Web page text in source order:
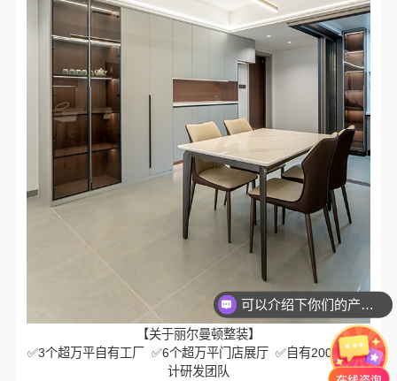
【关于丽尔曼顿整装】
✅3个超万平自有工厂 ✅6个超万平门店展厅 ✅自有200人的设
计研发团队
可以介绍下你们的产品么？
你们是怎么收费的呢？